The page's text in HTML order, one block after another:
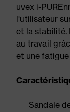
uvex i-
l'utilisateur
et la stabilité.
au travail
et une
Sandale